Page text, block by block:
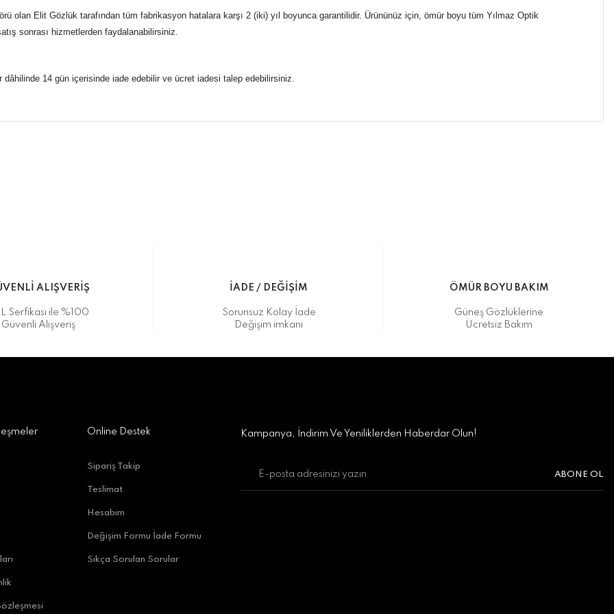
olan Elit Gözlük tarafından tüm fabrikasyon hatalara karşı 2 (iki) yıl boyunca garantilidir. Ürününüz için, ömür boyu tüm Yılmaz Optik
sonrası hizmetlerden faydalanabilirsiniz.
dâhilinde 14 gün içerisinde iade edebilir ve ücret iadesi talep edebilirsiniz.
Antalya
ALIŞVERİŞ
Serfikası ile %100
Güvenli Alışveriş
İADE / DEĞİŞİM
Sorunsuz Kolay İade
Değişim imkanı
ÖMÜR BOYU BAKIM
Güneş Gözlüklerine
Ücretsiz Bakım
Online Destek
Sipariş Takip
Teslimat
Hesabım
Değişim Formu İade Formu
Sıkça Sorulan Sorular
Kampanya, İndirim Ve Yeniliklerden Haberdar Olun!
ABONE OL